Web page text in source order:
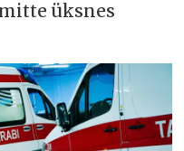
üksnes